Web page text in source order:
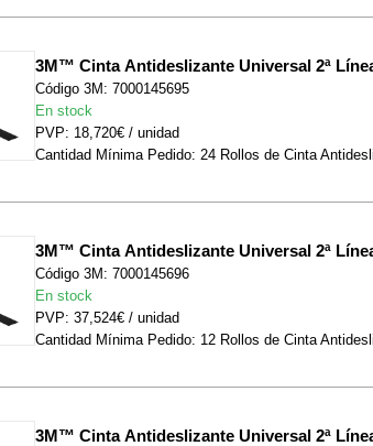
3M™ Cinta Antideslizante Universal 2ª
Código 3M: 7000145695
En stock
PVP: 18,720€ / unidad
Cantidad Mínima Pedido: 24 Rollos de Cinta
3M™ Cinta Antideslizante Universal 2ª
Código 3M: 7000145696
En stock
PVP: 37,524€ / unidad
Cantidad Mínima Pedido: 12 Rollos de Cinta
3M™ Cinta Antideslizante Universal 2ª